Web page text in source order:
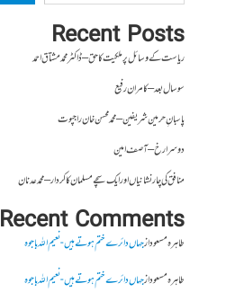
Recent Posts
ریاست کے وسائل پر ملکیت کا حق – ڈاکٹر محمد مشتاق احمد
سو سال بعد – کامران رفیع
پاسبانِ حرمین شریفین – محمد محسن خان راجپوت
دوسرا رخ – آصف امین
منافق کی چار نشانیاں اور ایک سچے مسلمان کا کردار – محمد عدنان
Recent Comments
طاہرہ مسعودازجہاں دائرے ختم ہوتے ہیں- نعیم اللہ باجوہ
طاہرہ مسعودازجہاں دائرے ختم ہوتے ہیں- نعیم اللہ باجوہ